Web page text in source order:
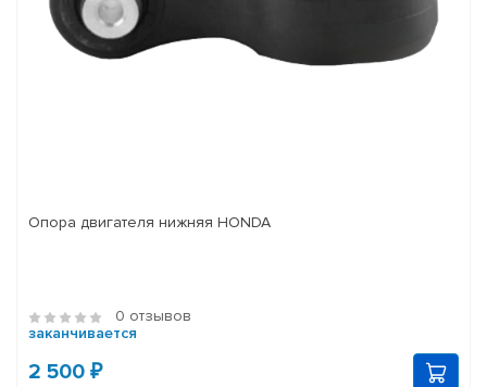
Опора двигателя нижняя HONDA
0 отзывов
заканчивается
2 500 ₽